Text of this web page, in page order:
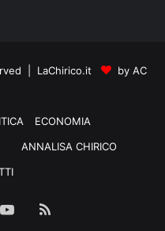
| LaChirico.it
by AC
ECONOMIA
ANNALISA CHIRICO
YouTube